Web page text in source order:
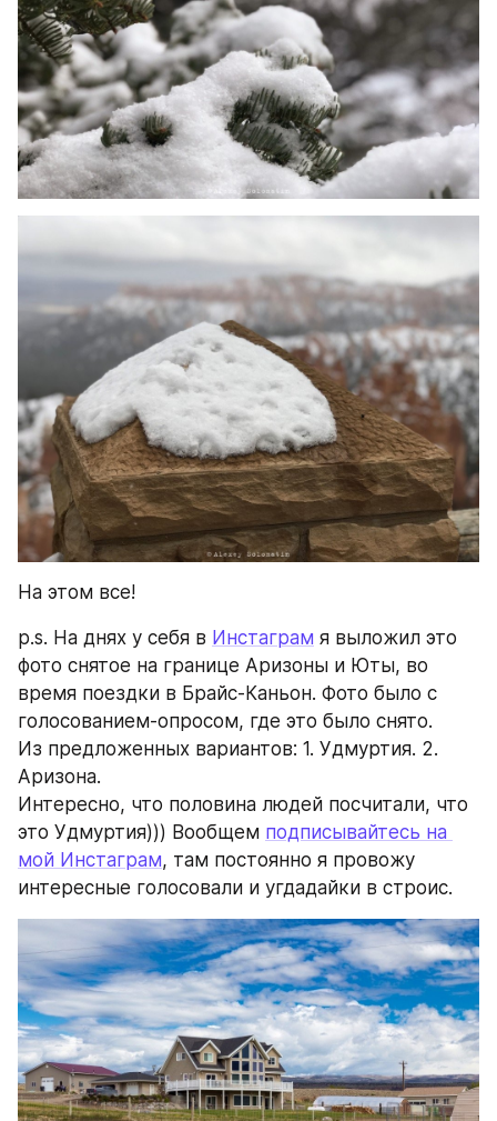
На этом все!
p.s. На днях у себя в Инстаграм я выложил это
фото снятое на границе Аризоны и Юты, во
время поездки в Брайс-Каньон. Фото было с
голосованием-опросом, где это было снято.
Из предложенных вариантов: 1. Удмуртия. 2.
Аризона.
Интересно, что половина людей посчитали, что
это Удмуртия))) Вообщем подписывайтесь на
мой Инстаграм, там постоянно я провожу
интересные голосовали и угдадайки в строис.